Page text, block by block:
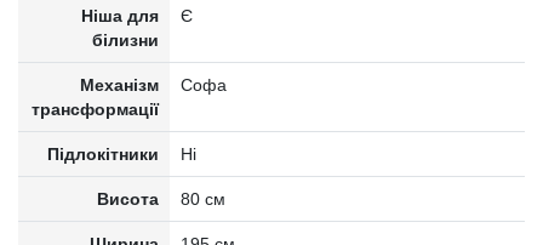
Ніша для
білизни
Є
Механізм
трансформації
Софа
Підлокітники Ні
Висота 80 см